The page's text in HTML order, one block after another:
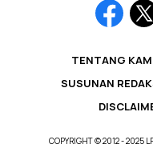
TENTANG
SUSUNAN
COPYRIGHT © 2012 - 2025